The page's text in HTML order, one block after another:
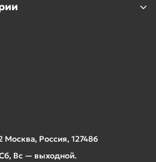
Москва, Россия, 127486
Вс — выходной.